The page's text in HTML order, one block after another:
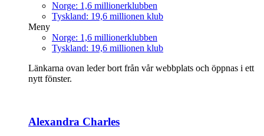
Norge: 1,6 millionerklubben
Tyskland: 19,6 millionen klub
Meny
Norge: 1,6 millionerklubben
Tyskland: 19,6 millionen klub
Länkarna ovan leder bort från vår webbplats och öppnas i ett
nytt fönster.
Alexandra Charles